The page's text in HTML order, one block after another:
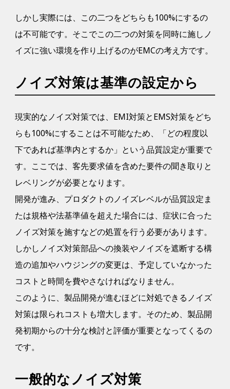
しかし実際には、この二つをどちらも100%にするの
は不可能です。そこでこの二つの対策を同時に施しノ
イズに強い環境を作り上げるのがEMCの考え方です。
ノイズ対策は基準の設定から
現実的なノイズ対策では、EMI対策とEMS対策をどち
らも100%にすることは不可能なため、「どの程度以
下であれば基準内とするか」という品質設定が重要で
す。ここでは、客先要求値を含めた要件の聞き取りと
レベリングが必要となります。
開発が進み、プロダクトのノイズレベルが品質設定ま
たは規格や法基準値を超えた場合には、症状に合った
ノイズ対策を施すなどの処置を行う必要があります。
しかしノイズ対策部品への換装やノイズを遮断する構
造の追加やハウジングの変更は、予定していなかった
コストと時間を費やさなければなりません。
このように、製品開発が進むほどに対処できるノイズ
対策は限られコストも増大します。そのため、製品開
発初期からの十分な検討と評価が重要となってくるの
です。
一般的なノイズ対策